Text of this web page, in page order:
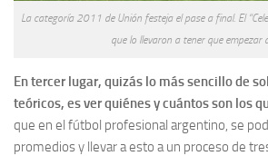
La categoría 2011 de Unión festeja el pase a final. El
que lo llevaron a tener que empezar
En tercer lugar, quizás lo más sencillo de
teóricos, es ver quiénes y cuántos son los
que en el fútbol profesional argentino, se
promedios y llevar a esto a un proceso de